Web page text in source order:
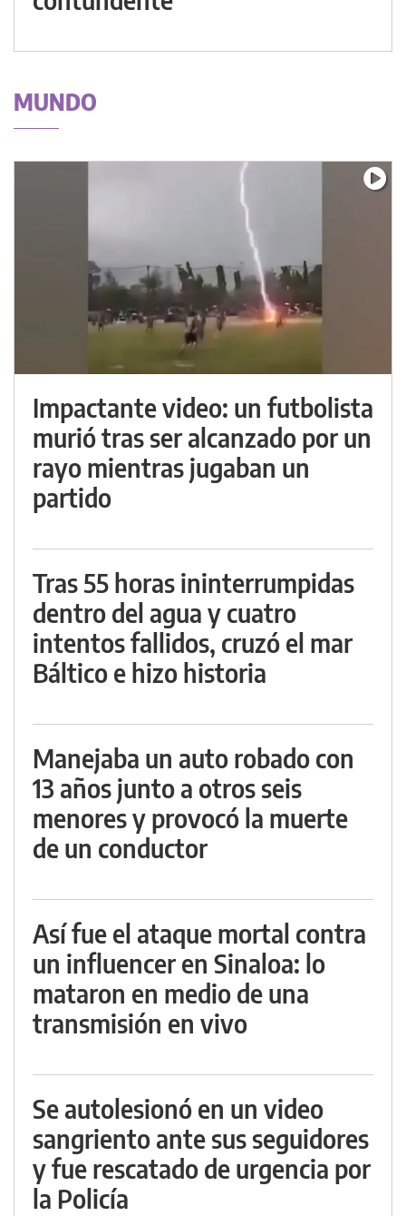
MUNDO
Impactante video: un futbolista
murió tras ser alcanzado por un
rayo mientras jugaban un
partido
Tras 55 horas ininterrumpidas
dentro del agua y cuatro
intentos fallidos, cruzó el mar
Báltico e hizo historia
Manejaba un auto robado con
13 años junto a otros seis
menores y provocó la muerte
de un conductor
Así fue el ataque mortal contra
un influencer en Sinaloa: lo
mataron en medio de una
transmisión en vivo
Se autolesionó en un video
sangriento ante sus seguidores
y fue rescatado de urgencia por
la Policía